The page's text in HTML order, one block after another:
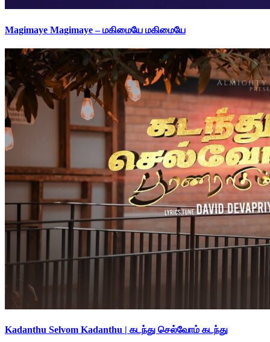
Magimaye Magimaye – மகிமையே மகிமையே
Kadanthu Selvom Kadanthu | கடந்து செல்வோம் கடந்து